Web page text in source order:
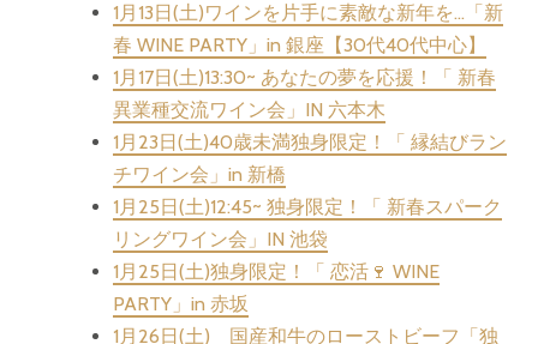
1月13日(土)ワインを片手に素敵な新年を…「新
春 WINE PARTY」in 銀座【30代40代中心】
1月17日(土)13:30~ あなたの夢を応援！「 新春
異業種交流ワイン会」IN 六本木
1月23日(土)40歳未満独身限定！「 縁結びラン
チワイン会」in 新橋
1月25日(土)12:45~ 独身限定！「 新春スパーク
リングワイン会」IN 池袋
1月25日(土)独身限定！「 恋活🍷 WINE
PARTY」in 赤坂
1月26日(土) 国産和牛のローストビーフ「独